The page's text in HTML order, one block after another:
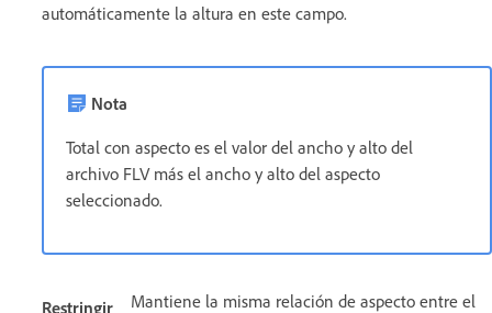
automáticamente la altura en este campo.
Nota
Total con aspecto es el valor del ancho y alto del
archivo FLV más el ancho y alto del aspecto
seleccionado.
Restringir Mantiene la misma relación de aspecto entre el